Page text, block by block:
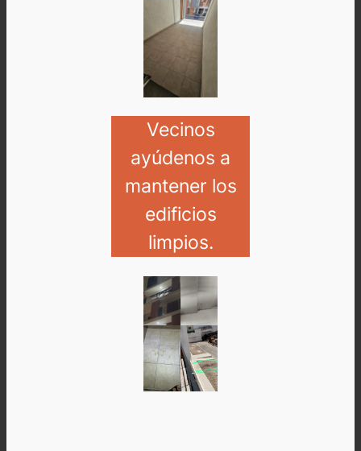
Vecinos
ayúdenos a
mantener los
edificios
limpios.